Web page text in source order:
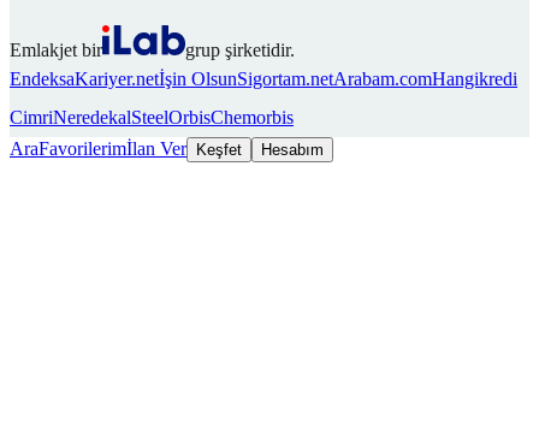
Emlakjet bir
grup şirketidir.
EndeksaKariyer.netİşin OlsunSigortam.netArabam.comHangikredi
CimriNeredekalSteelOrbisChemorbis
AraFavorilerimİlan Ver Keşfet Hesabım